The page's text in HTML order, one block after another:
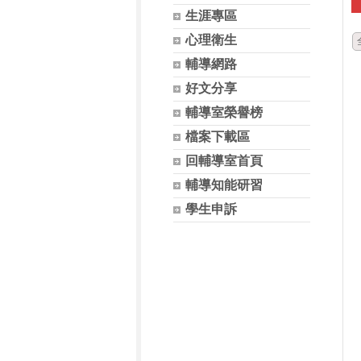
生涯專區
心理衛生
輔導網路
好文分享
輔導室榮譽榜
檔案下載區
回輔導室首頁
輔導知能研習
學生申訴